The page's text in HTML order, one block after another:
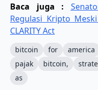
Baca juga :
Regulasi Kripto
CLARITY Act
bitcoin for america
pajak
bitcoin,
as